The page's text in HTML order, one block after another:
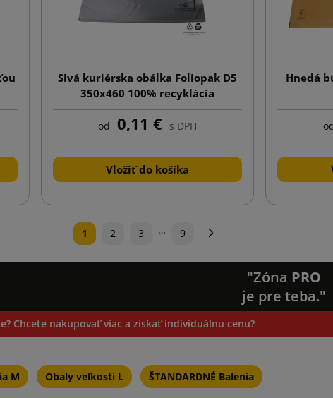
Sivá kuriérska obálka Foliopak D5
350x460 100% recyklácia
od 0,11 € s DPH
Vložiť do košíka
Hnedá
1 2 3 … 9
"Zóna PRO
je pre teba."
Chcete nakupovať viac a získať individuálnu cenu?
M Obaly veľkosti L ŠTANDARDNÉ Balenia